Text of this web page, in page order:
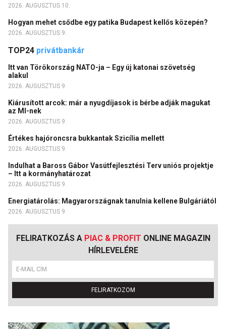
2026. AUGUSZTUS 10.
Hogyan mehet csődbe egy patika Budapest kellős közepén?
2026. AUGUSZTUS 9.
TOP24 privátbankár
Itt van Törökország NATO-ja – Egy új katonai szövetség
alakul
2026. AUGUSZTUS 9.
Kiárusított arcok: már a nyugdíjasok is bérbe adják magukat
az MI-nek
2026. AUGUSZTUS 9.
Értékes hajóroncsra bukkantak Szicília mellett
2026. AUGUSZTUS 9.
Indulhat a Baross Gábor Vasútfejlesztési Terv uniós projektje
– Itt a kormányhatározat
2026. AUGUSZTUS 9.
Energiatárolás: Magyarországnak tanulnia kellene Bulgáriától
2026. AUGUSZTUS 9.
FELIRATKOZÁS A PIAC & PROFIT ONLINE MAGAZIN
HÍRLEVELÉRE
FELIRATKOZOM